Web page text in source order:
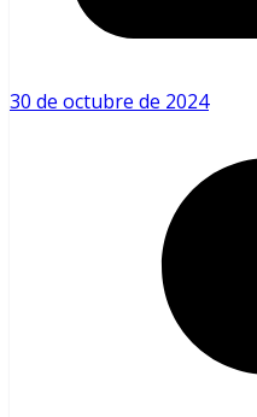
30 de octubre de 2024